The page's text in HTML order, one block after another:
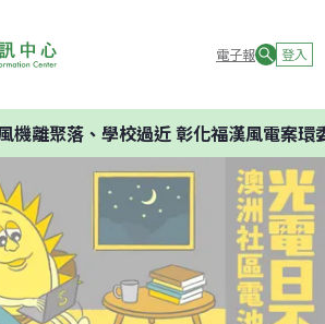
電子報 登入
聚落、學校過近 彰化福漢風電案環委建